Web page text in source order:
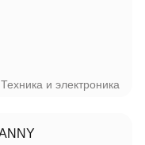
Техника и электроника